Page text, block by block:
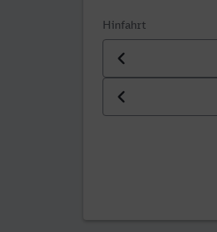
Hinfahrt
Datum der Hinfahrt
Uhrzeit der Hinfahrt